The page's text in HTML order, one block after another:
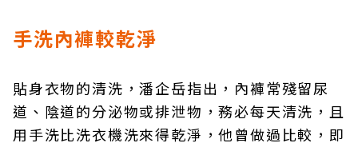
手洗內褲較乾淨
貼身衣物的清洗，潘企岳指出，內褲常殘留尿
道、陰道的分泌物或排泄物，務必每天清洗，且
用手洗比洗衣機洗來得乾淨，他曾做過比較，即